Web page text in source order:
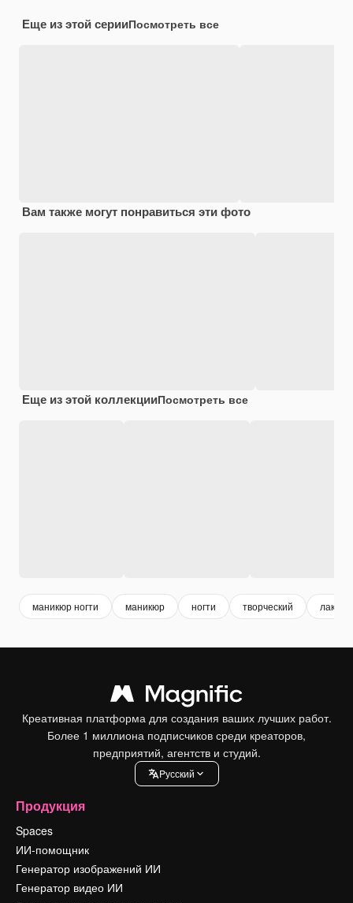
Еще из этой серииПосмотреть все
Вам также могут понравиться эти фото
Еще из этой коллекцииПосмотреть все
маникюр ногти маникюр ногти творческий лак
Креативная платформа для создания ваших лучших работ.
Более 1 миллиона подписчиков среди креаторов,
предприятий, агентств и студий.
Pусский
Продукция
Spaces
ИИ-помощник
Генератор изображений ИИ
Генератор видео ИИ